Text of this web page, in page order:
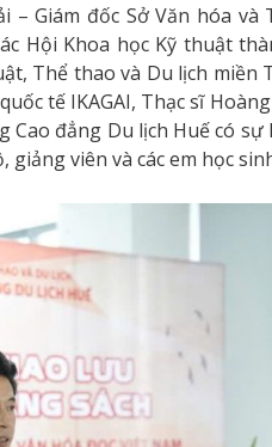
Giám đốc Sở Văn hóa
Hội Khoa học Kỹ thuật
Thể thao và Du lịch miền
tế IKAGAI, Thạc sĩ
đẳng Du lịch Huế có
viên và các em học